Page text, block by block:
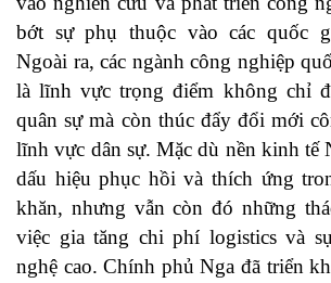
bớt sự phụ thuộc vào các quốc
Ngoài ra, các ngành công nghiệp
là lĩnh vực trọng điểm không chỉ
quân sự mà còn thúc đẩy đổi mới
lĩnh vực dân sự. Mặc dù nền kinh tế
dấu hiệu phục hồi và thích ứng
khăn, nhưng vẫn còn đó những
việc gia tăng chi phí logistics và
nghệ cao. Chính phủ Nga đã triển